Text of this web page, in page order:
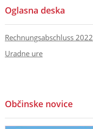
Oglasna deska
Rechnungsabschluss 2022
Uradne ure
Občinske novice